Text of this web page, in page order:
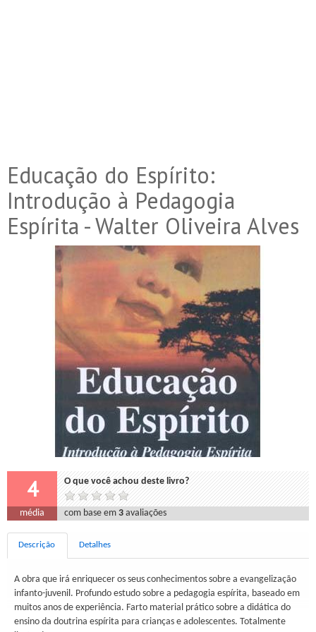
Educação do Espírito:
Introdução à Pedagogia
Espírita - Walter Oliveira Alves
4 O que você achou deste livro?
média com base em3 avaliações
Descrição Detalhes
A obra que irá enriquecer os seus conhecimentos sobre a evangelização
infanto-juvenil. Profundo estudo sobre a pedagogia espírita, baseado em
muitos anos de experiência. Farto material prático sobre a didática do
ensino da doutrina espírita para crianças e adolescentes. Totalmente